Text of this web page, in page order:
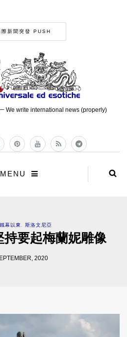
際新聞突發 PUSH
We write international news (properly)
MENU
幕以東 斯洛文尼亞
持要起梅蘭妮雕像
2020